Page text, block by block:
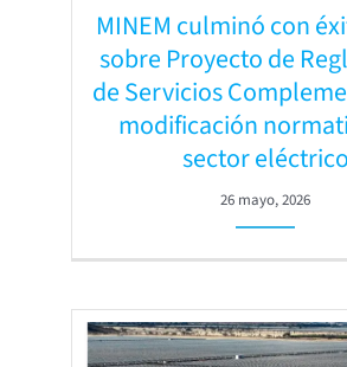
MINEM culminó con
sobre Proyecto de
de Servicios
modificación
sector eléctrico
26 mayo, 2026